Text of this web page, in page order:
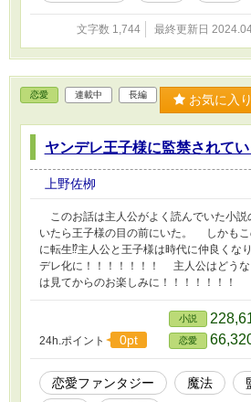
文字数 1,744 最終更新日
恋愛 連載中 長編 お気に入
ヤンデレ王子様に監禁されて
上野佐栁
このお話は主人公がよく読んでいた小説
いたら王子様の目の前にいた。 しかもこ
に転生⁉︎主人公と王子様は時代に仲良くな
デレ化に！！！！！！！ 主人公はどうな
は見てからのお楽しみに！！！！！！！
24h.ポイント 0pt
小説
恋愛
恋愛ファンタジー 魔法